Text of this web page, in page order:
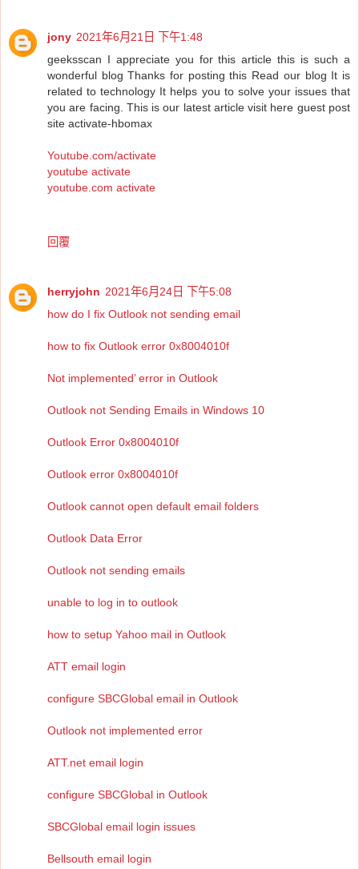
jony 2021年6月21日 下午1:48
geeksscan I appreciate you for this article this is such a
wonderful blog Thanks for posting this Read our blog It is
related to technology It helps you to solve your issues that
you are facing. This is our latest article visit here guest post
site activate-hbomax
Youtube.com/activate
youtube activate
youtube.com activate
回覆
herryjohn 2021年6月24日 下午5:08
how do I fix Outlook not sending email
how to fix Outlook error 0x8004010f
Not implemented’ error in Outlook
Outlook not Sending Emails in Windows 10
Outlook Error 0x8004010f
Outlook error 0x8004010f
Outlook cannot open default email folders
Outlook Data Error
Outlook not sending emails
unable to log in to outlook
how to setup Yahoo mail in Outlook
ATT email login
configure SBCGlobal email in Outlook
Outlook not implemented error
ATT.net email login
configure SBCGlobal in Outlook
SBCGlobal email login issues
Bellsouth email login